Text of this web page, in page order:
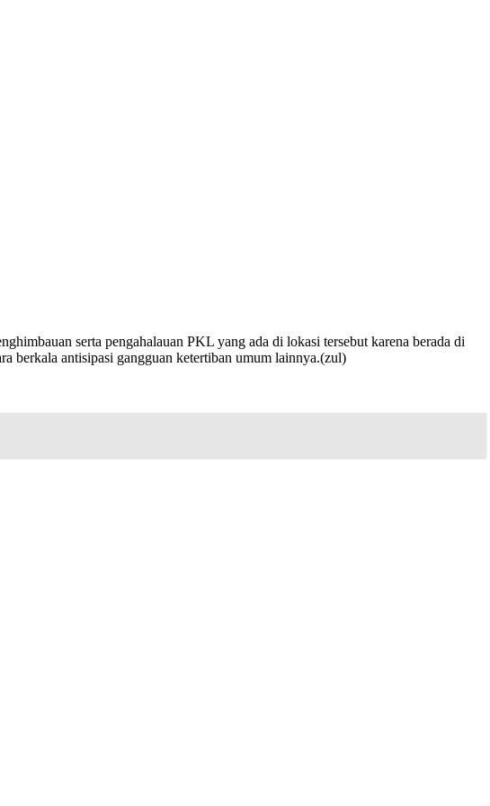
serta pengahalauan PKL yang ada di lokasi tersebut karena berada di
berkala antisipasi gangguan ketertiban umum lainnya.(zul)